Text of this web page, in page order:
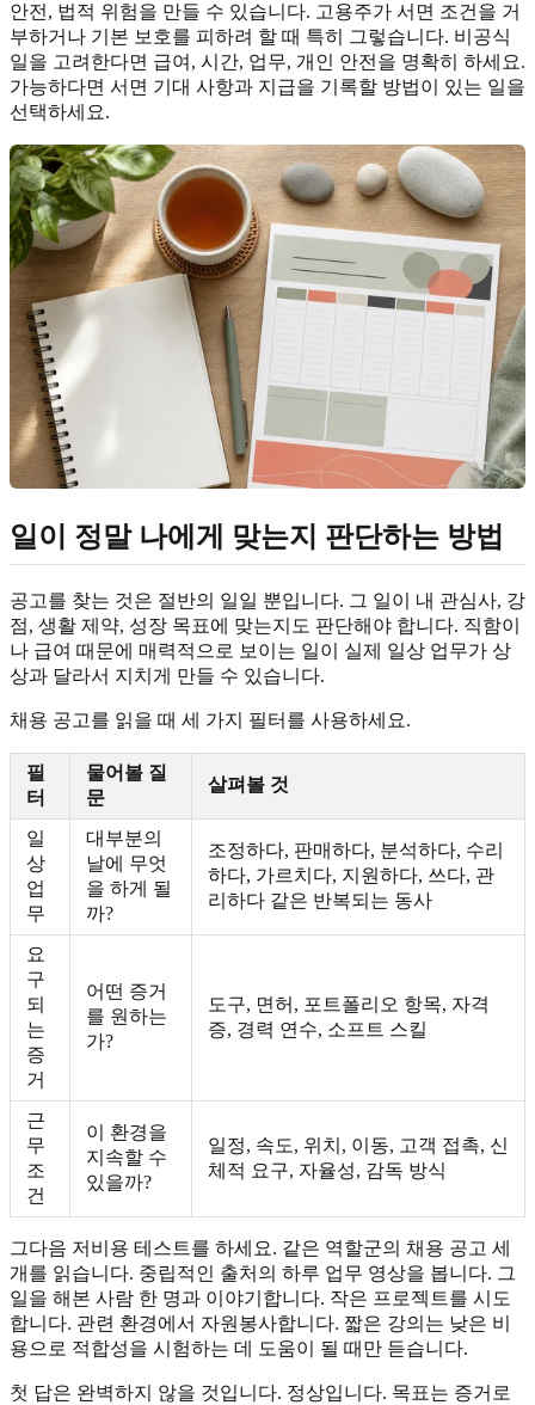
안전, 법적 위험을 만들 수 있습니다. 고용주가 서면 조건을 거
부하거나 기본 보호를 피하려 할 때 특히 그렇습니다. 비공식
일을 고려한다면 급여, 시간, 업무, 개인 안전을 명확히 하세요.
가능하다면 서면 기대 사항과 지급을 기록할 방법이 있는 일을
선택하세요.
일이 정말 나에게 맞는지 판단하는 방법
공고를 찾는 것은 절반의 일일 뿐입니다. 그 일이 내 관심사, 강
점, 생활 제약, 성장 목표에 맞는지도 판단해야 합니다. 직함이
나 급여 때문에 매력적으로 보이는 일이 실제 일상 업무가 상
상과 달라서 지치게 만들 수 있습니다.
채용 공고를 읽을 때 세 가지 필터를 사용하세요.
필
터
물어볼 질
문
살펴볼 것
일
상
업
무
대부분의
날에 무엇
을 하게 될
까?
조정하다, 판매하다, 분석하다, 수리
하다, 가르치다, 지원하다, 쓰다, 관
리하다 같은 반복되는 동사
요
구
되
는
증
거
어떤 증거
를 원하는
가?
도구, 면허, 포트폴리오 항목, 자격
증, 경력 연수, 소프트 스킬
근
무
조
건
이 환경을
지속할 수
있을까?
일정, 속도, 위치, 이동, 고객 접촉, 신
체적 요구, 자율성, 감독 방식
그다음 저비용 테스트를 하세요. 같은 역할군의 채용 공고 세
개를 읽습니다. 중립적인 출처의 하루 업무 영상을 봅니다. 그
일을 해본 사람 한 명과 이야기합니다. 작은 프로젝트를 시도
합니다. 관련 환경에서 자원봉사합니다. 짧은 강의는 낮은 비
용으로 적합성을 시험하는 데 도움이 될 때만 듣습니다.
첫 답은 완벽하지 않을 것입니다. 정상입니다. 목표는 증거로